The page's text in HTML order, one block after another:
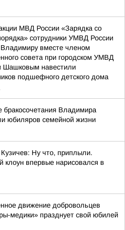
МВД России «Зарядка со
сотрудники УМВД России
Владимиру вместе членом
совета при городском УМВД
Шашковым навестили
подшефного детского дома
бракосочетания Владимира
юбиляров семейной жизни
Ну что, приплыли.
клоун впервые нарисовался в
движение добровольцев
медики» празднует свой юбилей